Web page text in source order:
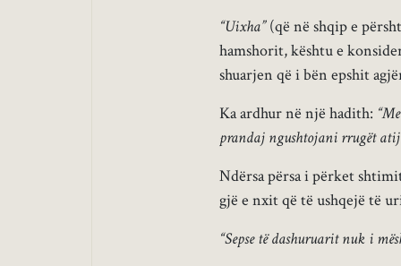
“Uixha”(që në shqip e
hamshorit, kështu e
shuarjen që i bën epshit
Ka ardhur në një hadith:
prandaj ngushtojani rrugët
Ndërsa përsa i përket
gjë e nxit që të ushqejë të
“Sepse të dashuruarit nuk i